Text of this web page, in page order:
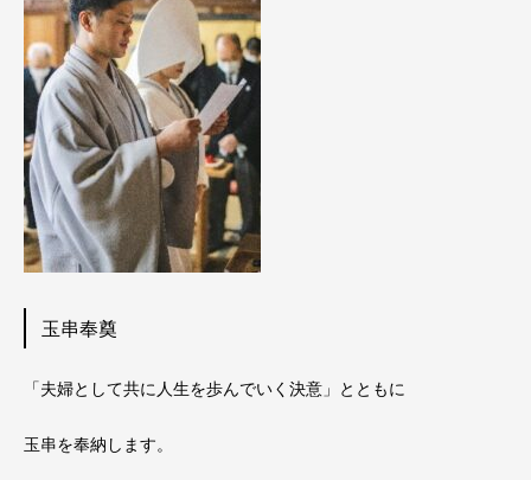
玉串奉奠
「夫婦として共に人生を歩んでいく決意」とともに
玉串を奉納します。